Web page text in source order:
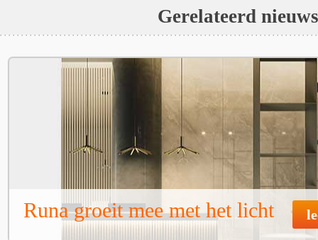
Gerelateerd nieuws
Runa groeit mee met het licht